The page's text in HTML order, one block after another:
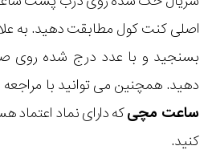
اصلی کنت کول مطابقت دهید. به
بسنجید و با عدد درج شده
دهید. همچنین می توانید با مراجعه
ساعت مچیکه دارای نماد اعتماد
کنید.